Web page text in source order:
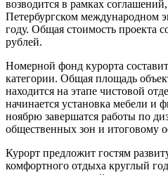
возводится в рамках
Петербургском международном
году. Общая стоимость проекта
рублей.
Номерной фонд курорта
категории. Общая площадь
находится на этапе чистовой
начинается установка мебели и
ноябрю завершатся работы по
общественных зон и итоговому
Курорт предложит гостям
комфортного отдыха круглый